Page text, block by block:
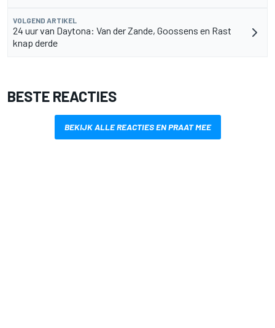
VOLGEND ARTIKEL
24 uur van Daytona: Van der Zande, Goossens en Rast
knap derde
BESTE REACTIES
BEKIJK ALLE REACTIES EN PRAAT MEE